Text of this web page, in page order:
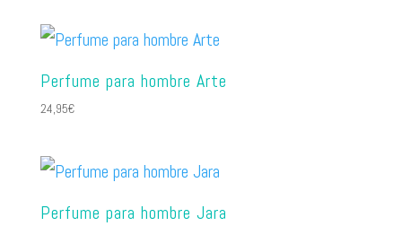
Perfume para hombre Arte
24,95€
Perfume para hombre Jara